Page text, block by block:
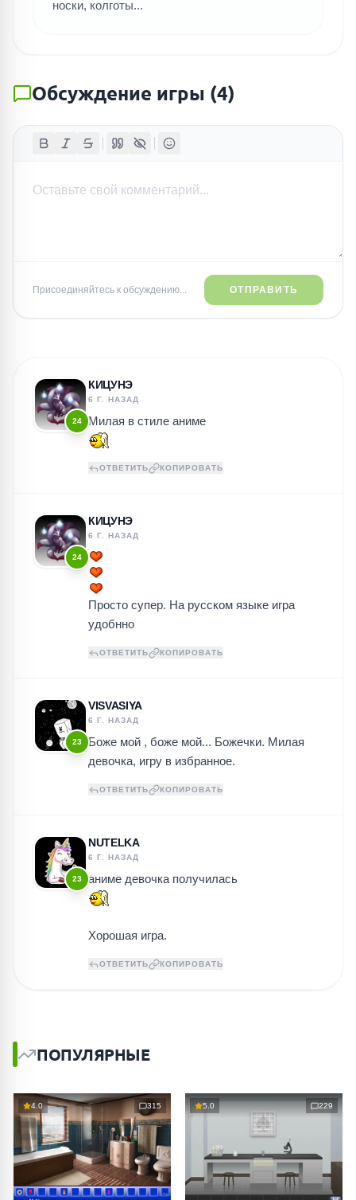
носки, колготы...
Обсуждение игры (4)
Присоединяйтесь к обсуждению... ОТПРАВИТЬ
24
КИЦУНЭ
6 Г. НАЗАД
Милая в стиле аниме
ОТВЕТИТЬ КОПИРОВАТЬ
24
КИЦУНЭ
6 Г. НАЗАД
Просто супер. На русском языке игра
удобнно
ОТВЕТИТЬ КОПИРОВАТЬ
23
VISVASIYA
6 Г. НАЗАД
Боже мой , боже мой... Божечки. Милая
девочка, игру в избранное.
ОТВЕТИТЬ КОПИРОВАТЬ
23
NUTELKA
6 Г. НАЗАД
аниме девочка получилась
Хорошая игра.
ОТВЕТИТЬ КОПИРОВАТЬ
ПОПУЛЯРНЫЕ
4.0 315 5.0 229